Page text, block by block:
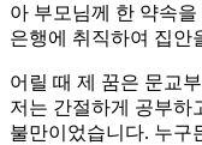
아 부모님께 한 약속
은행에 취직하여 집안
어릴 때 제 꿈은 문교
저는 간절하게 공부하
불만이었습니다. 누구